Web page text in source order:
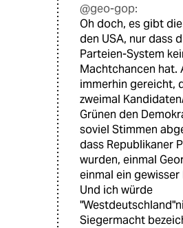
@geo-gop:
Oh doch, es gibt
den USA, nur dass
Parteien-System
Machtchancen hat.
immerhin gereicht,
zweimal
Grünen den
soviel Stimmen
dass Republikaner
wurden, einmal
einmal ein
Und ich würde
Siegermacht